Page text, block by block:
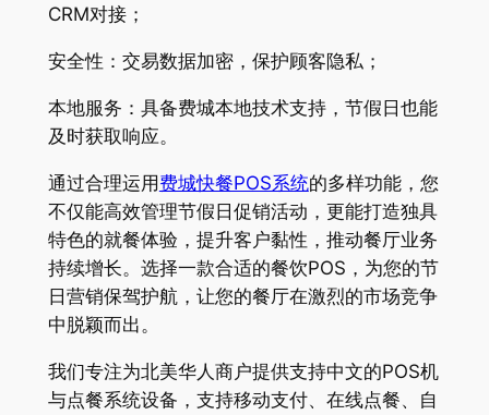
CRM对接；
安全性：交易数据加密，保护顾客隐私；
本地服务：具备费城本地技术支持，节假日也能
及时获取响应。
通过合理运用费城快餐POS系统的多样功能，您
不仅能高效管理节假日促销活动，更能打造独具
特色的就餐体验，提升客户黏性，推动餐厅业务
持续增长。选择一款合适的餐饮POS，为您的节
日营销保驾护航，让您的餐厅在激烈的市场竞争
中脱颖而出。
我们专注为北美华人商户提供支持中文的POS机
与点餐系统设备，支持移动支付、在线点餐、自